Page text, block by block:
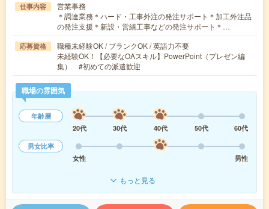
仕事内容
営業事務
＊調達業務＊ハード・工事外注の発注サポート＊加工外注品
の発注支援＊新設・営繕工事などの発注サポート＊…
応募資格
職種未経験OK / ブランクOK / 英語力不要
未経験OK！【必要なOAスキル】PowerPoint（プレゼン編
集） #初めての派遣歓迎
職場の雰囲気
年齢層
20代
30代 40代 50代
60代
男女比率
女性
男性
もっと見る